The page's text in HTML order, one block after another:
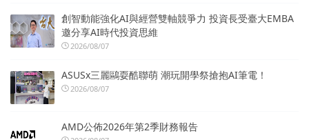
創智動能強化AI與經營雙軸競爭力 投資長受臺大EMBA
邀分享AI時代投資思維
2026/08/07
ASUSx三麗鷗耍酷聯萌 潮玩開學祭搶抱AI筆電！
2026/08/07
AMD公佈2026年第2季財務報告